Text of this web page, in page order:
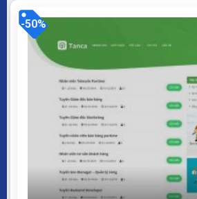
Theme sạch hoàn toàn 100% không...
-50%